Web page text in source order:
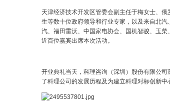
天津经济技术开发区管委会副主任于梅女士、
生等数十位政府领导和行业专家，以及来自北
汽、福田雷沃、中国家电协会、国机智骏、玉
近百位嘉宾出席本次活动。
开业典礼当天，科理咨询（深圳）股份有限公
了科理公司的发展历程及为建立科理对标创新中